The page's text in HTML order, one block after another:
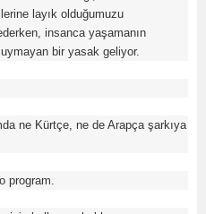
layık olduğumuzu
insanca yaşamanın
uymayan bir yasak geliyor.
ne Kürtçe, ne de Arapça şarkıya
program.